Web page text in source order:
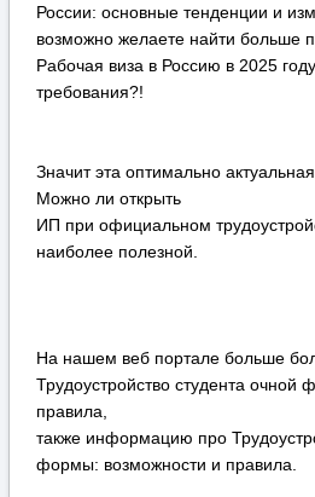
России: основные тенденции и
возможно желаете найти больше
Рабочая виза в Россию в 2025
требования?!
Значит эта оптимально
Можно ли открыть
ИП при официальном
наиболее полезной.
На нашем веб портале больше
Трудоустройство студента очной
правила,
также информацию про
формы: возможности и правила.